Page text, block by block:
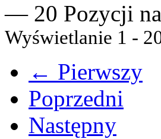
— 20 Pozycji
Wyświetlanie 1 -
← Pierwszy
Poprzedni
Następny